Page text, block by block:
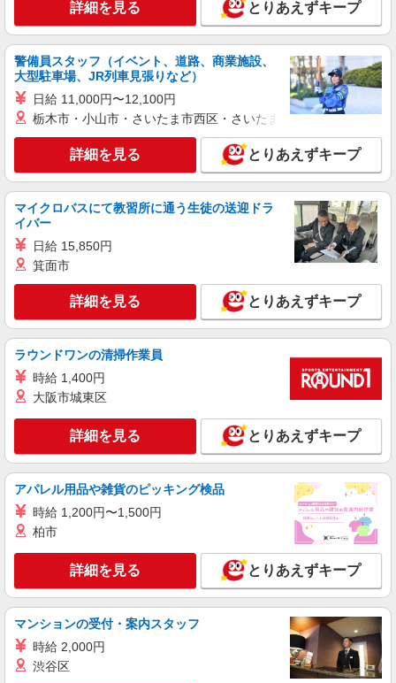
キープ 詳細を見る
株式会社kotrio /●SW-S-2022417
小作駅＊未経験スタート7割！病院のパート看
護助手/週3〜OK
ン代含む)＞
キープ 詳細を見る
派遣社員
株式会社kotrio /●TC-H-1993041
河辺駅｜家庭と両立できる＊デイサービス看護
師【夜勤なし】
時給2000〜2500円＜日払い有/経験者優遇/交通
費全支給(ガソリン代含む)＞
青梅市
キープ 詳細を見る
株式会社kotrio /●TC-H-2010645
高収入を目指したい方必見！未経験でも日収
1.2万〜可！看護助手
時給1600円〜2250円 ＜日払い有/週払い有/交
青梅市≪最寄り駅：青梅≫
キープ 詳細を見る
株式会社kotrio /●SW-S-2078200
看護師さんのサポート担当＊未経験OK！きれ
詳細を見る とりあえずキープ
警備員スタッフ（イベント、道路、商業施設、
大型駐車場、JR列車見張りなど）
日給 11,000円〜12,100円
栃木市・小山市・さいたま市西区・さいたま市岩槻区・久喜市・
詳細を見る とりあえずキープ
マイクロバスにて教習所に通う生徒の送迎ドラ
イバー
日給 15,850円
箕面市
詳細を見る とりあえずキープ
ラウンドワンの清掃作業員
時給 1,400円
大阪市城東区
詳細を見る とりあえずキープ
アパレル用品や雑貨のピッキング検品
時給 1,200円〜1,500円
柏市
詳細を見る とりあえずキープ
マンションの受付・案内スタッフ
時給 2,000円
渋谷区